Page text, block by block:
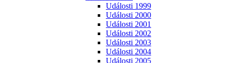
Události 1999
Události 2000
Události 2001
Události 2002
Události 2003
Události 2004
Události 2005